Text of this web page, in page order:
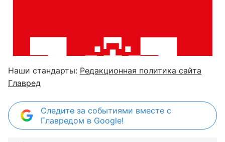
Наши стандарты: Редакционная политика сайта
Главред
Следите за событиями вместе с
Главредом в Google!